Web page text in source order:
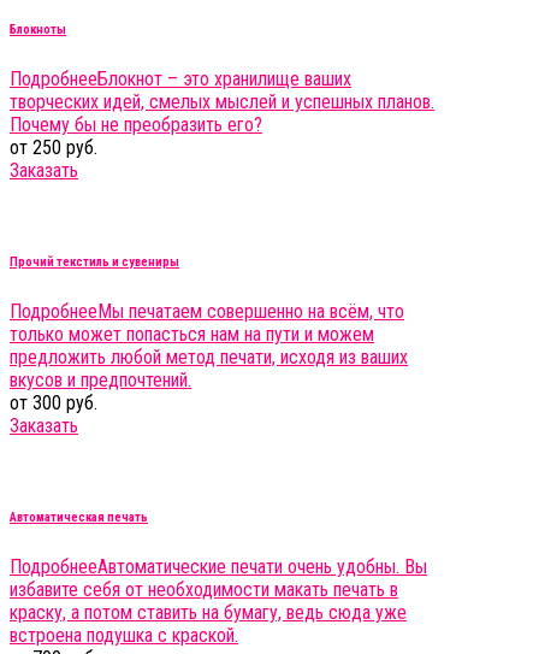
Блокноты
ПодробнееБлокнот – это хранилище ваших
творческих идей, смелых мыслей и успешных планов.
Почему бы не преобразить его?
от 250 руб.
Заказать
Прочий текстиль и сувениры
Подробнее Мы печатаем совершенно на всём, что
только может попасться нам на пути и можем
предложить любой метод печати, исходя из ваших
вкусов и предпочтений.
от 300 руб.
Заказать
Автоматическая печать
ПодробнееАвтоматические печати очень удобны. Вы
избавите себя от необходимости макать печать в
краску, а потом ставить на бумагу, ведь сюда уже
встроена подушка с краской.